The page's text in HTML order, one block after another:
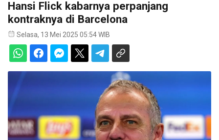
Hansi Flick kabarnya perpanjang
kontraknya di Barcelona
Selasa, 13 Mei 2025 05:54 WIB